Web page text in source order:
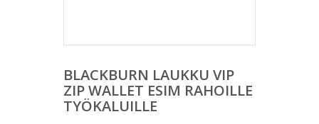
BLACKBURN LAUKKU VIP
ZIP WALLET ESIM RAHOILLE
TYÖKALUILLE